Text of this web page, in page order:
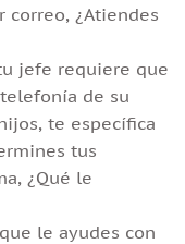
correo, ¿Atiendes
jefe requiere que
de su
te específica
tus
¿Qué le
le ayudes con